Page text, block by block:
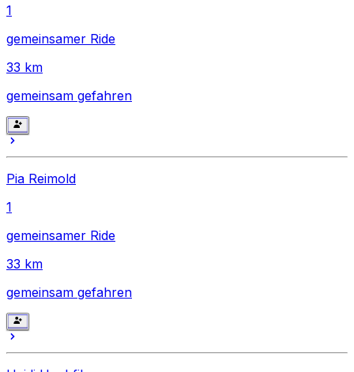
1
gemeinsamer Ride
33 km
gemeinsam gefahren
Pia Reimold
1
gemeinsamer Ride
33 km
gemeinsam gefahren